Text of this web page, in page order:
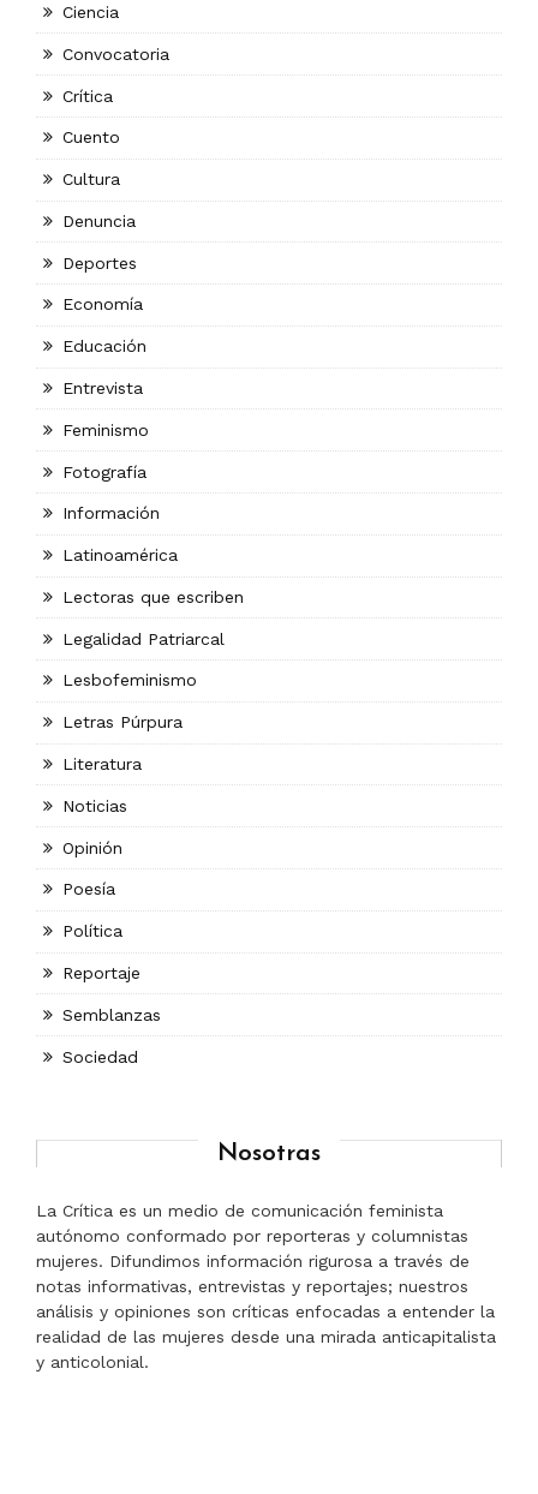
Ciencia
Convocatoria
Crítica
Cuento
Cultura
Denuncia
Deportes
Economía
Educación
Entrevista
Feminismo
Fotografía
Información
Latinoamérica
Lectoras que escriben
Legalidad Patriarcal
Lesbofeminismo
Letras Púrpura
Literatura
Noticias
Opinión
Poesía
Política
Reportaje
Semblanzas
Sociedad
Nosotras
La Crítica es un medio de comunicación feminista
autónomo conformado por reporteras y columnistas
mujeres. Difundimos información rigurosa a través de
notas informativas, entrevistas y reportajes; nuestros
análisis y opiniones son críticas enfocadas a entender la
realidad de las mujeres desde una mirada anticapitalista
y anticolonial.